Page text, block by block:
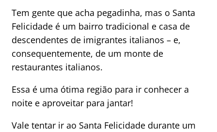
Tem gente que acha pegadinha, mas o Santa
Felicidade é um bairro tradicional e casa de
descendentes de imigrantes italianos – e,
consequentemente, de um monte de
restaurantes italianos.
Essa é uma ótima região para ir conhecer a
noite e aproveitar para jantar!
Vale tentar ir ao Santa Felicidade durante um